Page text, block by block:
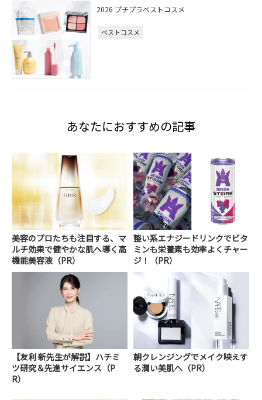
2026 プチプラベストコスメ
ベストコスメ
あなたにおすすめの記事
美容のプロたちも注目する、マ
ルチ効果で健やかな肌へ導く高
機能美容液（PR）
整い系エナジードリンクでビタ
ミンも栄養素も効率よくチャー
ジ！（PR）
【友利 新先生が解説】ハチミ
ツ研究＆先進サイエンス（P
R）
朝クレンジングでメイク映えす
る潤い美肌へ（PR）